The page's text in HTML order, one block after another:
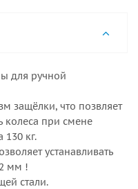
для ручной
защёлки, что позвляет
колеса при смене
130 кг.
устанавливать
мм !
стали.